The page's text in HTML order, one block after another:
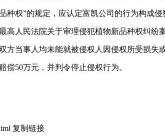
种权”的规定，应认定富凯公司的行为构成侵
人民法院关于审理侵犯植物新品种权纠纷
方当事人均未能就被侵权人因侵权所受损
偿50万元，并判令停止侵权行为。
复制链接